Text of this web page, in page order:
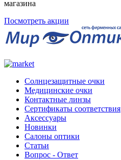
магазина
Посмотреть акции
Солнцезащитные очки
Медицинские очки
Контактные линзы
Сертификаты соответствия
Аксессуары
Новинки
Салоны оптики
Статьи
Вопрос - Ответ